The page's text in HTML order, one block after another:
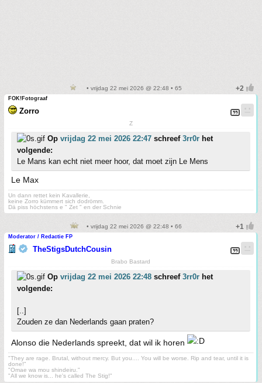
• vrijdag 22 mei 2026 @ 22:48 • 65
FOK!Fotograaf
Zorro
Z
Op vrijdag 22 mei 2026 22:47 schreef 3rr0r het
volgende:
Le Mans kan echt niet meer hoor, dat moet zijn Le Mens
Le Max
Un dann rettet kein Kavallerie,
keine Zorro kümmert sich dodrömm.
Dä piss höchstens e " Zet " en der Schnie
• vrijdag 22 mei 2026 @ 22:48 • 66
Moderator / Redactie FP
TheStigsDutchCousin
Brabo Bastard
Op vrijdag 22 mei 2026 22:48 schreef 3rr0r het
volgende:
[..]
Zouden ze dan Nederlands gaan praten?
Alonso die Nederlands spreekt, dat wil ik horen
"They are rage. Brutal, without mercy. But you.... You will be worse. Rip and tear, until it is
done!"
"Omae wa mou shindeiru."
"All we know is... he's called The Stig!"